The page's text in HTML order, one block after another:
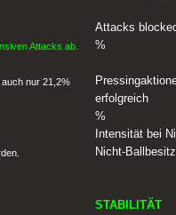
Attacks
Attacks ab. %
nur 21,2%
erfolgreich
%
Intensität bei
Nicht-
STABILITÄT